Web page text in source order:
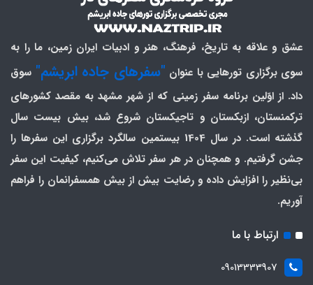
عشق و علاقه به تاریخ، فرهنگ، هنر و ادبیات ایران زمین، ما را به
سوی برگزاری تورهایی با عنوان "سفرهای جاده ابریشم" سوق
داد. از اوّلین برنامه سفر زمینی که از شهر مشهد به مقصد کشورهای
ترکمنستان، ازبکستان و تاجیکستان شروع شد، بیش بیست سال
گذشته است. در سال 1404 بیستمین سالگرد برگزاری این سفرها را
جشن گرفتیم. و همچنان در هر سفر تلاش می‌کنیم، کیفیت این سفر
بی‌نظیر را افزایش داده و رضایت بیش از بیش همسفرانمان را فراهم
آوریم.
ارتباط با ما
09013333907